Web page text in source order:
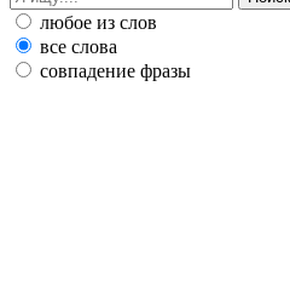
любое из слов
все слова
совпадение фразы